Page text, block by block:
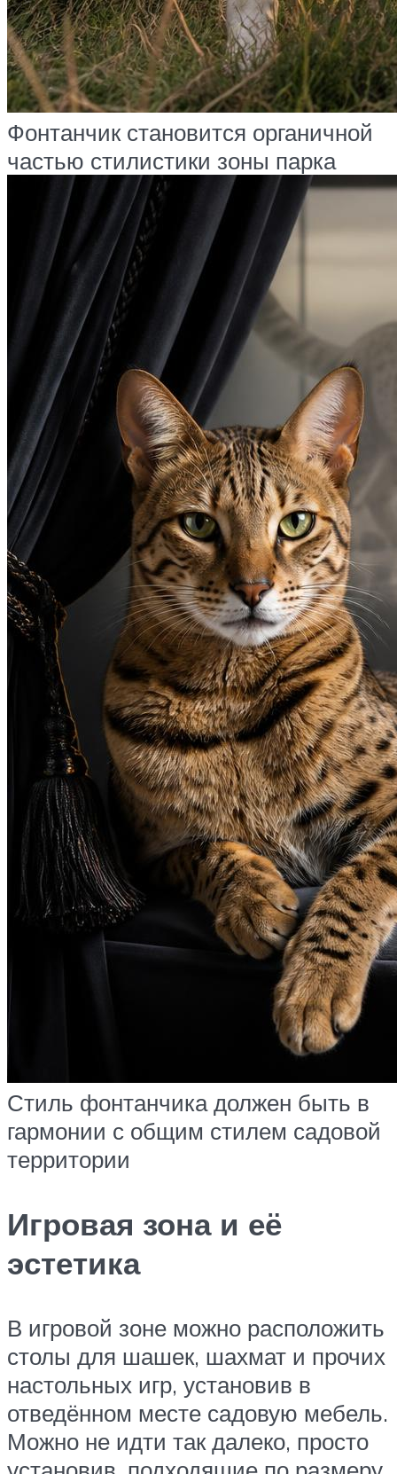
Фонтанчик становится органичной
частью стилистики зоны парка
Стиль фонтанчика должен быть в
гармонии с общим стилем садовой
территории
Игровая зона и её
эстетика
В игровой зоне можно расположить
столы для шашек, шахмат и прочих
настольных игр, установив в
отведённом месте садовую мебель.
Можно не идти так далеко, просто